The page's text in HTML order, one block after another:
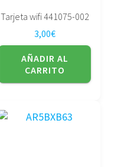
Tarjeta wifi 441075-002
3,00€
AÑADIR AL
CARRITO